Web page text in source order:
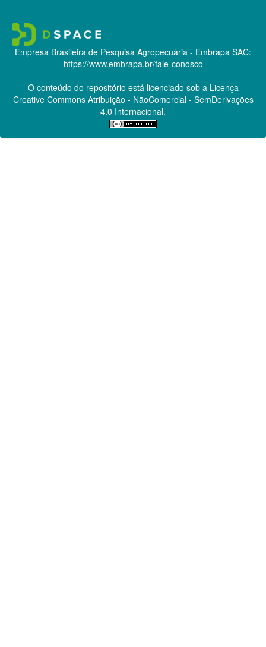
Empresa Brasileira de Pesquisa Agropecuária - Embrapa SAC:
https://www.embrapa.br/fale-conosco
O conteúdo do repositório está licenciado sob a Licença
Creative CommonsAtribuição - NãoComercial - SemDerivações
4.0 Internacional.